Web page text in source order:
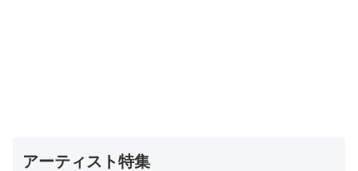
アーティスト特集